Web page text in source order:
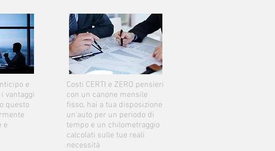
e
vantaggi
questo
e
Costi CERTI e ZERO pensieri
con un canone mensile
fisso, hai a tua disposizione
un'auto per un periodo di
tempo e un chilometraggio
calcolati sulle tue reali
necessità